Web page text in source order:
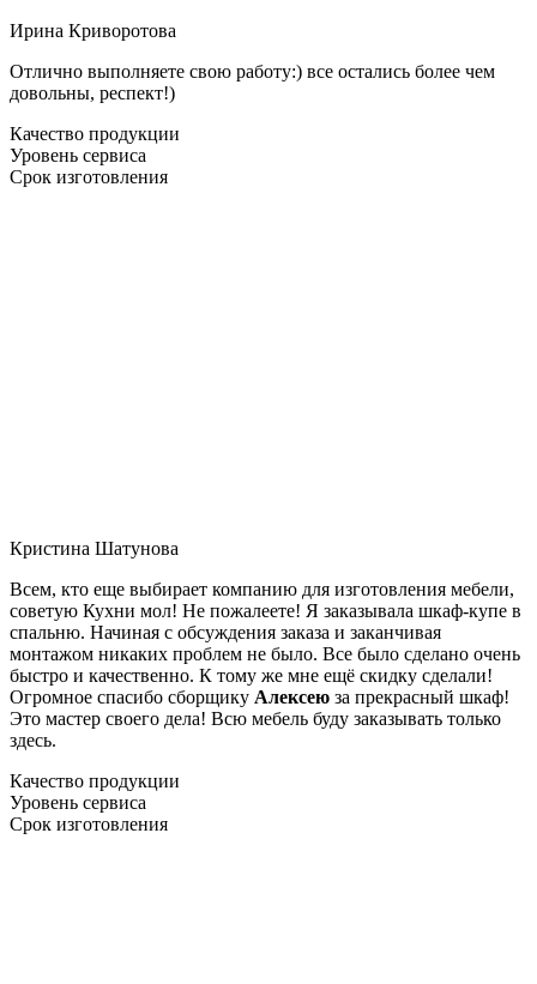
Ирина Криворотова
Отлично выполняете свою работу:) все остались более чем
довольны, респект!)
Качество продукции
Уровень сервиса
Срок изготовления
Кристина Шатунова
Всем, кто еще выбирает компанию для изготовления мебели,
советую Кухни мол! Не пожалеете! Я заказывала шкаф-купе в
спальню. Начиная с обсуждения заказа и заканчивая
монтажом никаких проблем не было. Все было сделано очень
быстро и качественно. К тому же мне ещё скидку сделали!
Огромное спасибо сборщику Алексею за прекрасный шкаф!
Это мастер своего дела! Всю мебель буду заказывать только
здесь.
Качество продукции
Уровень сервиса
Срок изготовления